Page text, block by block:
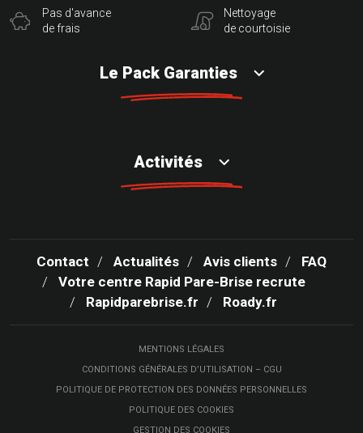
Pas d'avance
de frais
Nettoyage
de courtoisie
Le Pack Garanties
Activités
Contact Actualités Avis clients
FAQ
Votre centre Rapid Pare-Brise recrute
Rapidparebrise.fr
Roady.fr
MENTIONS LÉGALES
CONDITIONS GÉNÉRALES D’UTILISATION – CGU
POLITIQUE DE PROTECTION DES DONNÉES PERSONNELLES
POLITIQUE DES COOKIES
GESTION DES COOKIES